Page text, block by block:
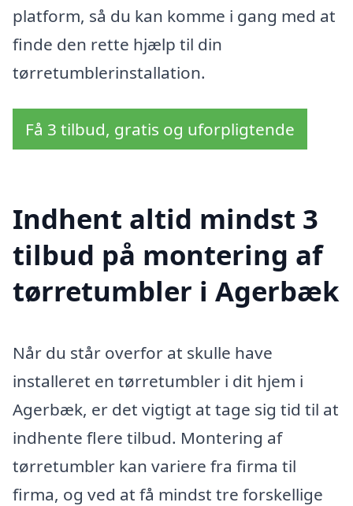
platform, så du kan komme i gang med at
finde den rette hjælp til din
tørretumblerinstallation.
Få 3 tilbud, gratis og uforpligtende
Indhent altid mindst 3
tilbud på montering af
tørretumbler i Agerbæk
Når du står overfor at skulle have
installeret en tørretumbler i dit hjem i
Agerbæk, er det vigtigt at tage sig tid til at
indhente flere tilbud. Montering af
tørretumbler kan variere fra firma til
firma, og ved at få mindst tre forskellige